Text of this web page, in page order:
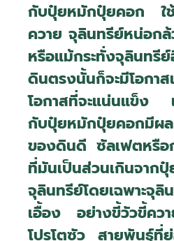
กับปุ๋ยหมักปุ๋ยคอก ใ
ควาย จุลินทรีย์หน่อก
หรือแม้กระทั่งจุลินทรีย์
ดินตรงนั้นก็จะมีโอ
โอกาสที่จะแน่นแข็ง เ
กับปุ๋ยหมักปุ๋ยคอกมีผล
ของดินดี ซัลเฟตหรือ
ที่มันเป็นส่วนเกินจ
จุลินทรีย์โดยเฉพาะจุลิ
เอื้อง อย่างขี้วัวขี้คว
โปรโตซัว สายพันธุ์ที่